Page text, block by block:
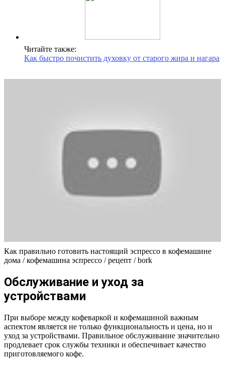
Читайте также:
Как быстро почистить духовку от старого жира и нагара
Как правильно готовить настоящий эспрессо в кофемашине
дома / кофемашина эспрессо / рецепт / bork
Обслуживание и уход за
устройствами
При выборе между кофеваркой и кофемашиной важным
аспектом является не только функциональность и цена, но и
уход за устройствами. Правильное обслуживание значительно
продлевает срок службы техники и обеспечивает качество
приготовляемого кофе.